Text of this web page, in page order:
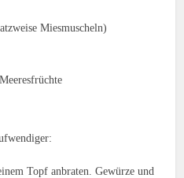
Miesmuscheln)
Topf anbraten. Gewürze und